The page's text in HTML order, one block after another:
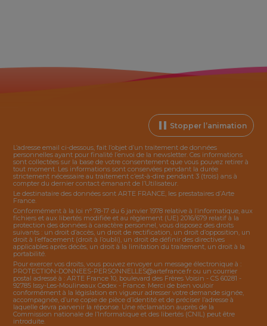
Stopper l’animation
L’adresse email ci-dessous, fait l’objet d’un traitement de données
personnelles ayant pour finalité l’envoi de la newsletter. Ces informations
sont collectées sur la base de votre consentement que vous pouvez retirer à
tout moment. Les informations sont conservées pendant la durée
strictement nécessaire au traitement c’est-à-dire pendant 3 (trois) ans à
compter du dernier contact émanant de l’Utilisateur.
Le destinataire des données sont ARTE FRANCE, les prestataires d’Arte
France.
Conformément à la loi n° 78-17 du 6 janvier 1978 relative à l’informatique, aux
fichiers et aux libertés modifiée et au règlement (UE) 2016/679 relatif à la
protection des données à caractère personnel, vous disposez des droits
suivants : un droit d’accès, un droit de rectification, un droit d’opposition, un
droit à l’effacement (droit à l’oubli), un droit de définir des directives
applicables après décès, un droit à la limitation du traitement, un droit à la
portabilité.
Pour exercer vos droits, vous pouvez envoyer un message électronique à :
PROTECTION-DONNEES-PERSONNELLES@artefrance.fr ou un courrier
postal adressé à : ARTE France 10, boulevard des Frères Voisin - CS 60281 -
92785 Issy-Les-Moulineaux Cedex - France. Merci de bien vouloir
conformément à la législation en vigueur adresser votre demande signée,
accompagnée, d’une copie de pièce d’identité et de préciser l’adresse à
laquelle devra parvenir la réponse. Une réclamation auprès de la
Commission nationale de l’Informatique et des libertés (CNIL) peut être
introduite.